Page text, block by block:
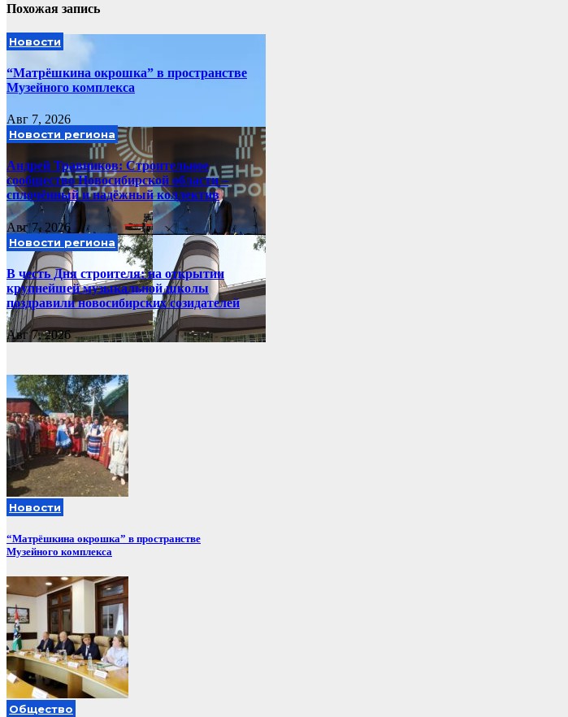
Похожая запись
Новости
“Матрёшкина окрошка” в пространстве
Музейного комплекса
Авг 7, 2026
Новости региона
Андрей Травников: Строительное
сообщество Новосибирской области –
сплочённый и надёжный коллектив
Авг 7, 2026
Новости региона
В честь Дня строителя: на открытии
крупнейшей музыкальной школы
поздравили новосибирских созидателей
Авг 7, 2026
Новости
“Матрёшкина окрошка” в пространстве
Музейного комплекса
Общество